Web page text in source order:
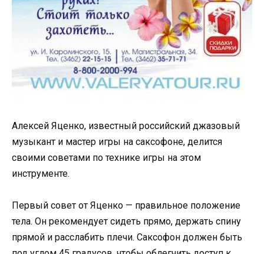
Алексей Яценко, известный российский джазовый
музыкант и мастер игры на саксофоне, делится
своими советами по технике игры на этом
инструменте.
Первый совет от Яценко — правильное положение
тела. Он рекомендует сидеть прямо, держать спину
прямой и расслабить плечи. Саксофон должен быть